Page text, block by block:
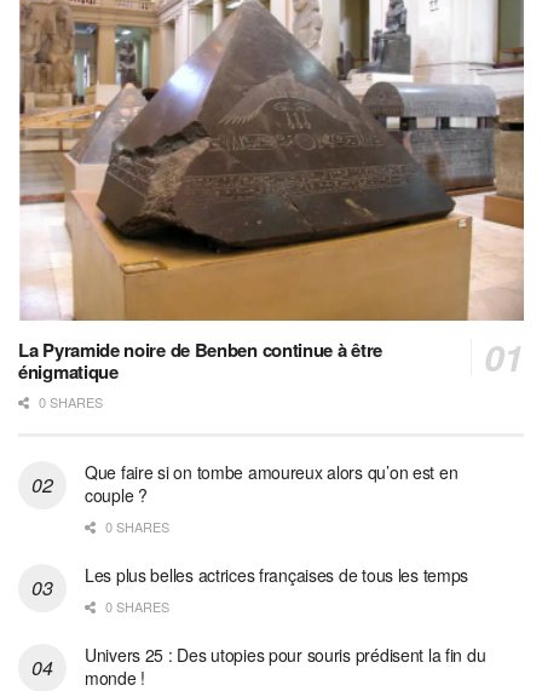
La Pyramide noire de Benben continue à être
énigmatique
0 SHARES
Que faire si on tombe amoureux alors qu’on est en
couple ?
0 SHARES
Les plus belles actrices françaises de tous les temps
0 SHARES
Univers 25 : Des utopies pour souris prédisent la fin du
monde !